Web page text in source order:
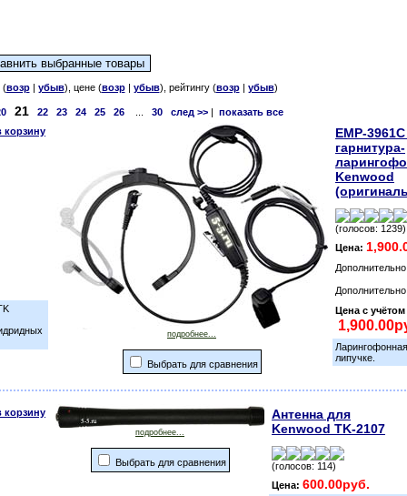
(возр| убыв), цене (возр| убыв), рейтингу (возр| убыв)
21 22 23 24 25 26 30 след >> | показать все
подробнее...
Выбрать для сравнения
EMP-
гарнитура-
Kenwood
(голосов: 1239)
Цена:
Цена с
липучке.
подробнее...
Выбрать для сравнения
Антенна для
Kenwood TK-2107
(голосов: 114)
Цена: 600.00руб.